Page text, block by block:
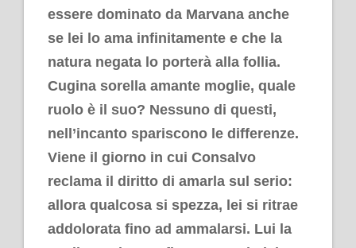
essere dominato da Marvana anche
se lei lo ama infinitamente e che la
natura negata lo porterà alla follia.
Cugina sorella amante moglie, quale
ruolo è il suo? Nessuno di questi,
nell’incanto spariscono le differenze.
Viene il giorno in cui Consalvo
reclama il diritto di amarla sul serio:
allora qualcosa si spezza, lei si ritrae
addolorata fino ad ammalarsi. Lui la